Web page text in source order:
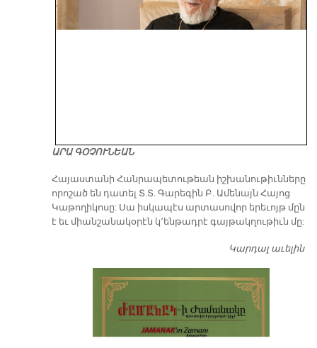
ԱՐԱ ԳՕՉՈՒՆԵԱՆ
​Հայաստանի Հանրապետութեան իշխանութիւնները
որոշած են դատել Տ.Տ. Գարեգին Բ. Ամենայն Հայոց
Կաթողիկոսը: Սա իսկապէս արտասովոր երեւոյթ մըն
է եւ միանշանակօրէն կ՚ենթադրէ գայթակղութիւն մը:
Կարդալ աւելին